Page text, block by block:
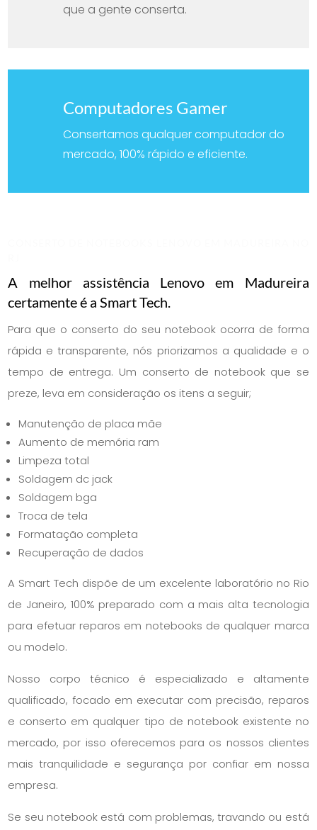
que a gente conserta.
Computadores Gamer
Consertamos qualquer computador do
mercado, 100% rápido e eficiente.
A melhor assistência Lenovo em Madureira
certamente é a Smart Tech.
Para que o conserto do seu notebook ocorra de forma
rápida e transparente, nós priorizamos a qualidade e o
tempo de entrega. Um conserto de notebook que se
preze, leva em consideração os itens a seguir;
Manutenção de placa mãe
Aumento de memória ram
Limpeza total
Soldagem dc jack
Soldagem bga
Troca de tela
Formatação completa
Recuperação de dados
A Smart Tech dispõe de um excelente laboratório no Rio
de Janeiro, 100% preparado com a mais alta tecnologia
para efetuar reparos em notebooks de qualquer marca
ou modelo.
Nosso corpo técnico é especializado e altamente
qualificado, focado em executar com precisão, reparos
e conserto em qualquer tipo de notebook existente no
mercado, por isso oferecemos para os nossos clientes
mais tranquilidade e segurança por confiar em nossa
empresa.
Se seu notebook está com problemas, travando ou está